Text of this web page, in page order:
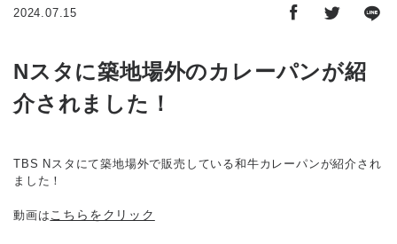
2024.07.15
Nスタに築地場外のカレーパンが紹
介されました！
TBS Nスタにて築地場外で販売している和牛カレーパンが紹介され
ました！
動画は こちらをクリック